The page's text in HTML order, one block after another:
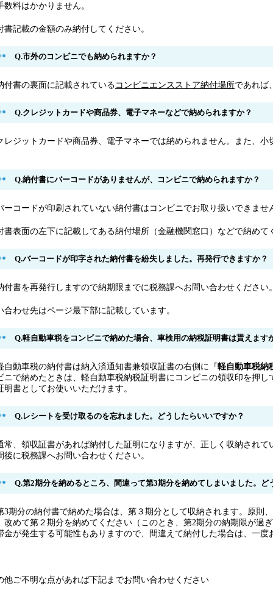
数料はかかりません。
書記載の金額のみ納付してください。
Q.市外のコンビニでも納められますか？
付書の裏面に記載されているコンビニエンスストア納付場所であれば
Q.クレジットカードや商品券、電子マネーなどで納められますか？
レジットカードや商品券、電子マネーでは納められません。また、小
Q.納付書にバーコードがありませんが、コンビニで納められますか？
ーコードが印刷されていない納付書はコンビニでお取り扱いできませ
書表面の左下に記載してある納付場所（金融機関窓口）などで納めて
Q.バーコードが印字された納付書を紛失しました。再発行できますか？
付書を再発行しますので納期限までに税務課へお問い合わせください。
合わせ先はページ最下部に記載しています。
Q.軽自動車税をコンビニで納めた場合、車検用の納税証明書は貰えます
自動車税の納付書は納入済通知書兼領収証書の右側に『軽自動車税納
ニで納めたときは、軽自動車税納税証明書にコンビニの領収印を押
明書としてお使いいただけます。
Q.レシートを受け取るのを忘れました。どうしたらいいですか？
常、領収証書があれば納付した証明になりますが、正しく収納されて
後に税務課へお問い合わせください。
Q.第2期分を納めるところ、間違って第3期分を納めてしまいました。ど
3期分の納付書で納めた場合は、第３期分として収納されます。原則
改めて第２期分を納めてください（このとき、第2期分の納期限が過
金が発生する可能性もありますので、間違えて納付した場合は、一度
他ご不明な点があれば下記までお問い合わせください